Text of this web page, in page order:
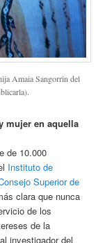
Amaia Sangorrin del
mujer en aquella
de 10.000
Instituto de
Superior de
clara que nunca
de los
de la
investigador del